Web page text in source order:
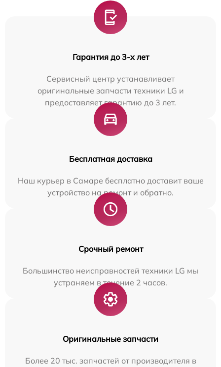
Гарантия до 3-х лет
Сервисный центр устанавливает
оригинальные запчасти техники LG и
предоставляет гарантию до 3 лет.
Бесплатная доставка
Наш курьер в Самаре бесплатно доставит ваше
устройство на ремонт и обратно.
Срочный ремонт
Большинство неисправностей техники LG мы
устраняем в течение 2 часов.
Оригинальные запчасти
Более 20 тыс. запчастей от производителя в